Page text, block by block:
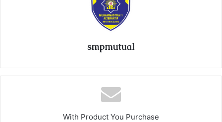
smpmutual
With Product You Purchase